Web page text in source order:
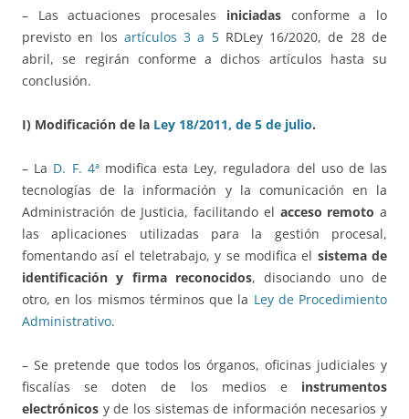
– Las actuaciones procesales iniciadasconforme a lo
previsto en los artículos 3 a 5RDLey 16/2020, de 28 de
abril, se regirán conforme a dichos artículos hasta su
conclusión.
I) Modificación de la Ley 18/2011, de 5 de julio.
– La D. F. 4ªmodifica esta Ley, reguladora del uso de las
tecnologías de la información y la comunicación en la
Administración de Justicia, facilitando el acceso remoto a
las aplicaciones utilizadas para la gestión procesal,
fomentando así el teletrabajo, y se modifica el sistema de
identificación y firma reconocidos, disociando uno de
otro, en los mismos términos que la Ley de Procedimiento
Administrativo.
– Se pretende que todos los órganos, oficinas judiciales y
fiscalías se doten de los medios e instrumentos
electrónicos y de los sistemas de información necesarios y